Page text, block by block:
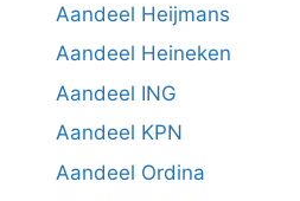
Aandeel Heijmans
Aandeel Heineken
Aandeel ING
Aandeel KPN
Aandeel Ordina